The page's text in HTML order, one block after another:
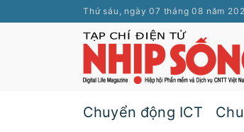
Thứ sáu, ngày 07 tháng 08 năm
Chuyển động ICT